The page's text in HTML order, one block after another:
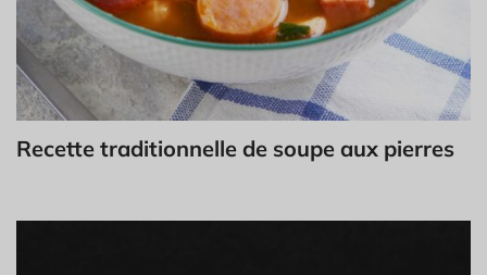
Recette traditionnelle de soupe aux pierres